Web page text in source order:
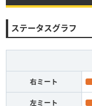
ステータスグラフ
右ミート
左ミート